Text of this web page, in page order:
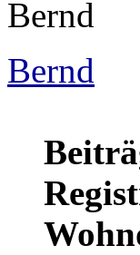
Bernd
Bernd